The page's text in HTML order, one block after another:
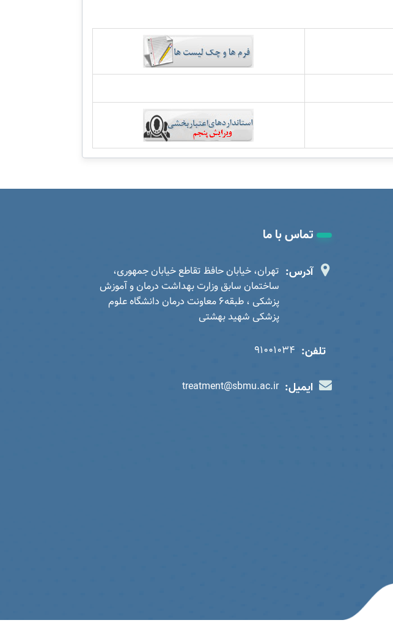
تماس با ما
آدرس: تهران، خیابان حافظ تقاطع خیابان جمهوری،
ساختمان سابق وزارت بهداشت درمان و آموزش
پزشکی ، طبقه6 معاونت درمان دانشگاه علوم
پزشکی شهید بهشتی
تلفن: 91001034
ایمیل: treatment@sbmu.ac.ir